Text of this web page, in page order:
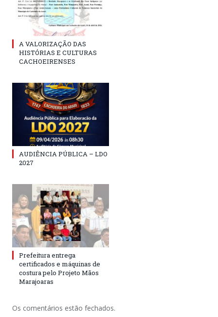
A VALORIZAÇÃO DAS
HISTÓRIAS E CULTURAS
CACHOEIRENSES
AUDIÊNCIA PÚBLICA – LDO
2027
Prefeitura entrega
certificados e máquinas de
costura pelo Projeto Mãos
Marajoaras
Os comentários estão fechados.